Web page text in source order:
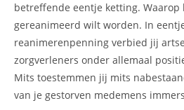
betreffende eentje ketting.
gereanimeerd wilt worden. In
reanimerenpenning verbied jij
zorgverleners onder allemaal
Mits toestemmen jij mits
van je gestorven medemens